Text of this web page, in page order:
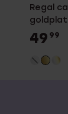
Regal
49 99